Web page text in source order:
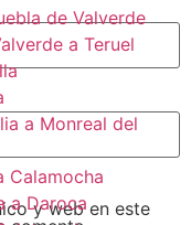
de Valverde
a Teruel
a Monreal del
Calamocha​
a Daroca
y web en este